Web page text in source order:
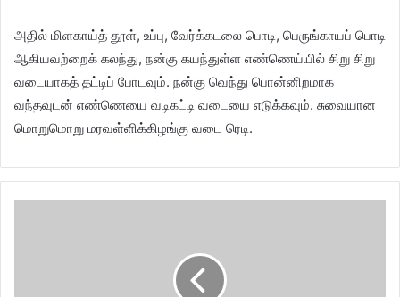
அதில் மிளகாய்த் தூள், உப்பு, வேர்க்கடலை பொடி, பெருங்காயப் பொடி
ஆகியவற்றைக் கலந்து, நன்கு கயந்துள்ள எண்ணெய்யில் சிறு சிறு
வடையாகத் தட்டிப் போடவும். நன்கு வெந்து பொன்னிறமாக
வந்தவுடன் எண்ணெயை வடிகட்டி வடையை எடுக்கவும். சுவையான
மொறுமொறு மரவள்ளிக்கிழங்கு வடை ரெடி.